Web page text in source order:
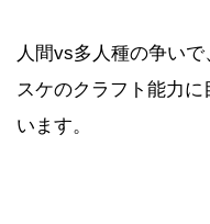
人間vs多人種の争い
スケのクラフト能力
います。